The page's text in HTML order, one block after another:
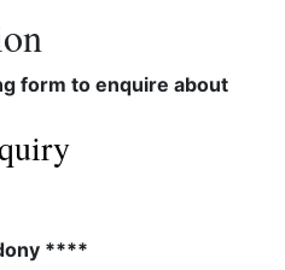
form to enquire about
****